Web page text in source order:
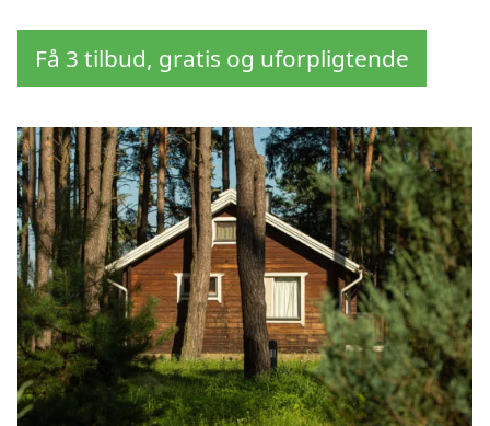
Få 3 tilbud, gratis og uforpligtende